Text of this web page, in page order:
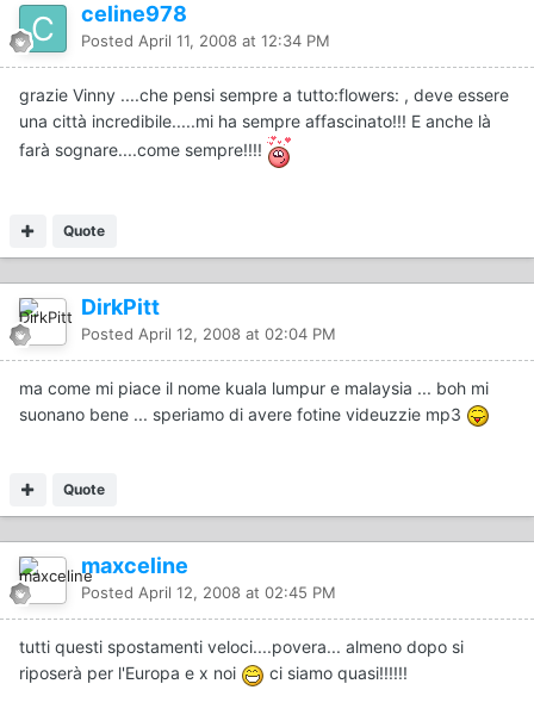
celine978
Posted April 11, 2008 at 12:34 PM
grazie Vinny ....che pensi sempre a tutto:flowers: , deve essere
una città incredibile.....mi ha sempre affascinato!!! E anche là
farà sognare....come sempre!!!!
Quote
DirkPitt
Posted April 12, 2008 at 02:04 PM
ma come mi piace il nome kuala lumpur e malaysia ... boh mi
suonano bene ... speriamo di avere fotine videuzzie mp3
Quote
maxceline
Posted April 12, 2008 at 02:45 PM
tutti questi spostamenti veloci....povera... almeno dopo si
riposerà per l'Europa e x noi
ci siamo quasi!!!!!!